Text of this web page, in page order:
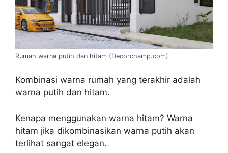
Rumah warna putih dan hitam (Decorchamp.com)
Kombinasi warna rumah yang terakhir adalah
warna putih dan hitam.
Kenapa menggunakan warna hitam? Warna
hitam jika dikombinasikan warna putih akan
terlihat sangat elegan.